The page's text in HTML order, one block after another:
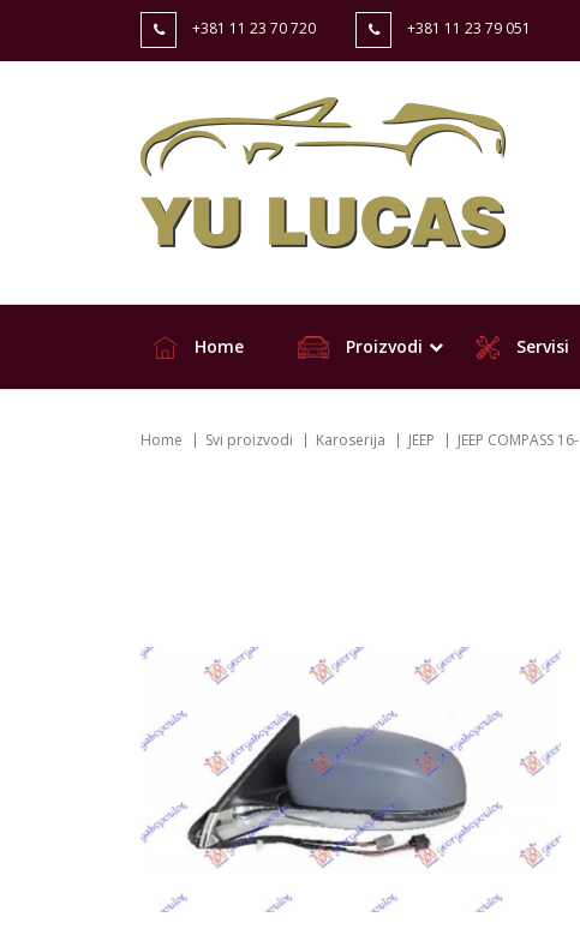
+381 11 23 70 720 +381 11 23 79 051
Home Proizvodi Servisi
Home Svi proizvodi Karoserija JEEP JEEP COMPASS 16-